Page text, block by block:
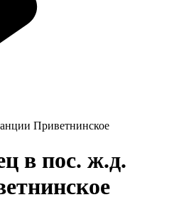
Приветнинское
в пос. ж.д.